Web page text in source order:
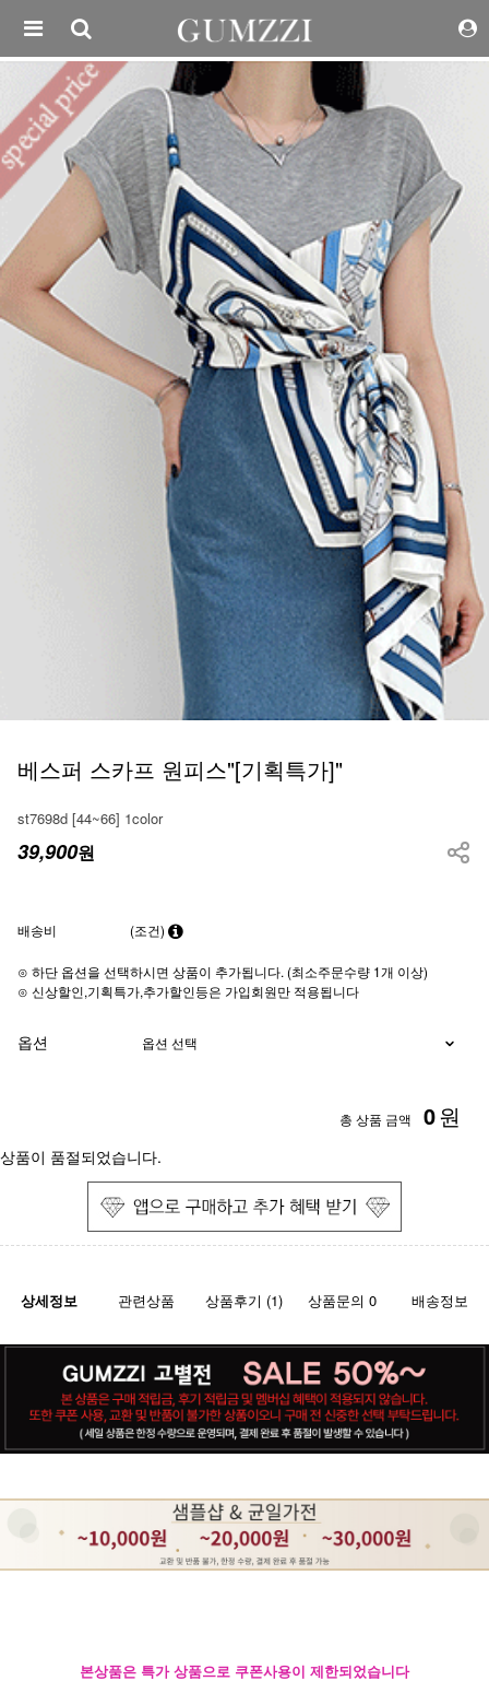
베스퍼 스카프 원피스"[기획특가]"
st7698d [44~66] 1color
39,900원
배송비 (조건)
⊙ 하단 옵션을 선택하시면 상품이 추가됩니다. (최소주문수량 1개 이상)
⊙ 신상할인,기획특가,추가할인등은 가입회원만 적용됩니다
옵션
총 상품 금액 0원
상품이 품절되었습니다.
상세정보 관련상품 상품후기 (1) 상품문의 0 배송정보
본상품은 특가 상품으로 쿠폰사용이 제한되었습니다